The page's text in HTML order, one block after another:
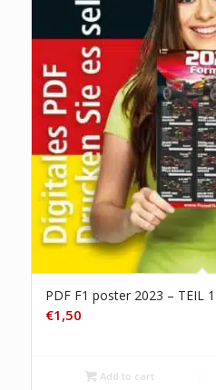
PDF F1 poster 2023 – TEIL
€1,50
Add to cart